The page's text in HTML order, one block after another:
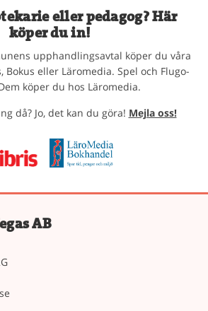
eller pedagog? Här
köper du in!
upphandlingsavtal köper du våra
Bokus eller Läromedia. Spel och Flugo-
köper du hos Läromedia.
då? Jo, det kan du göra! Mejla oss!
AB